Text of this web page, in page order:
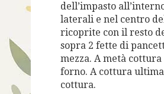
dell’impasto
laterali e nel centro
ricoprite con il resto
sopra 2 fette di
mezza. A metà
forno. A cottura
cottura.